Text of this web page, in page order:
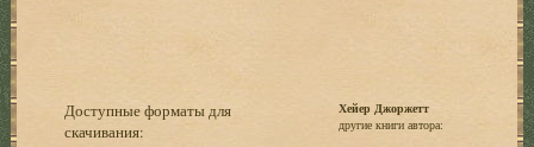
Доступные форматы для
скачивания:
Хейер Джоржетт
другие книги автора: